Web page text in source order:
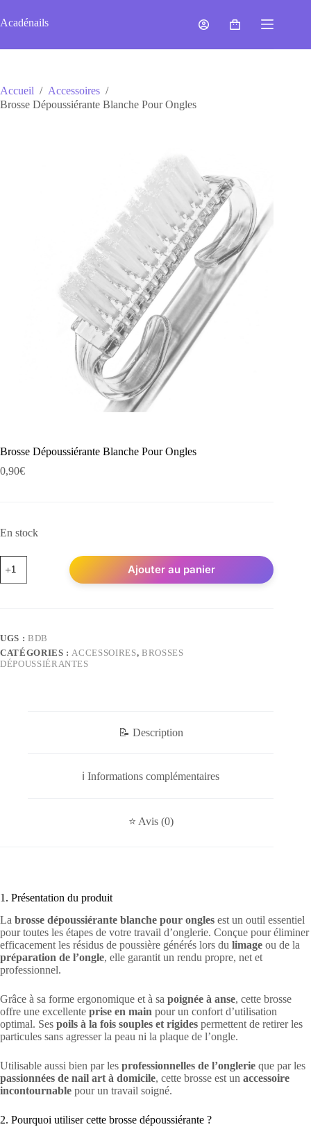
au
contenu
Acadénails
Panier
Accueil / Accessoires /
Brosse Dépoussiérante Blanche Pour Ongles
Brosse Dépoussiérante Blanche Pour Ongles
0,90€
En stock
de
Brosse
Ajouter au panier
UGS : BDB
CATÉGORIES : ACCESSOIRES, BROSSES
DÉPOUSSIÉRANTES
📝 Description
ℹ️ Informations complémentaires
⭐ Avis (0)
1. Présentation du produit
La brosse dépoussiérante blanche pour ongles est un outil essentiel
pour toutes les étapes de votre travail d’onglerie. Conçue pour éliminer
efficacement les résidus de poussière générés lors du limage ou de la
préparation de l’ongle, elle garantit un rendu propre, net et
professionnel.
Grâce à sa forme ergonomique et à sa poignée à anse, cette brosse
offre une excellente prise en main pour un confort d’utilisation
optimal. Ses poils à la fois souples et rigides permettent de retirer les
particules sans agresser la peau ni la plaque de l’ongle.
Utilisable aussi bien par les professionnelles de l’onglerie que par les
passionnées de nail art à domicile, cette brosse est un accessoire
incontournable pour un travail soigné.
2. Pourquoi utiliser cette brosse dépoussiérante ?